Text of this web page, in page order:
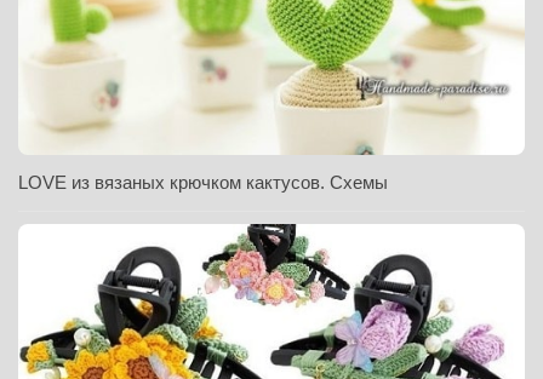
LOVE из вязаных крючком кактусов. Схемы